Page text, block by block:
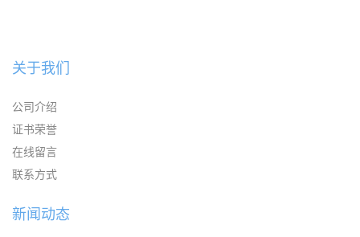
关于我们
公司介绍
证书荣誉
在线留言
联系方式
新闻动态